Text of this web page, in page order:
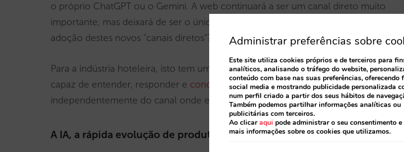
o próprio ChatGPT ou o Gemini. A web continuará a ser um canal direto muito
importante, mas deixará de ser o único ponto de interação com o hotel. Como
adoção destes novos “canais diretos”? Só o tempo dirá.
Para a indústria hoteleira, isto tem uma implicação clara: o canal direto deverá ser
capaz de entender, responder e concluir uma reserva dentro de uma conversa,
independentemente do canal onde esta ocorra.
A IA, a rápida evolução de produto a infraestrutura
Administrar preferências sobre
Este site utiliza cookies próprios e de terceiros para
analíticos, analisando o tráfego do website,
conteúdo com base nas suas preferências, oferecendo
social media e mostrando publicidade personalizada
num perfil criado a partir dos seus hábitos de
Também podemos partilhar informações analíticas ou
publicitárias com terceiros.
Ao clicaraqui pode administrar o seu consentimento
mais informações sobre os cookies que utilizamos.